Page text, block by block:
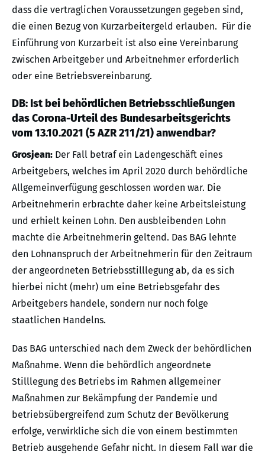
dass die vertraglichen Voraussetzungen gegeben sind,
die einen Bezug von Kurzarbeitergeld erlauben. Für die
Einführung von Kurzarbeit ist also eine Vereinbarung
zwischen Arbeitgeber und Arbeitnehmer erforderlich
oder eine Betriebsvereinbarung.
DB: Ist bei behördlichen Betriebsschließungen
das Corona-Urteil des Bundesarbeitsgerichts
vom 13.10.2021 (5 AZR 211/21) anwendbar?
Grosjean: Der Fall betraf ein Ladengeschäft eines
Arbeitgebers, welches im April 2020 durch behördliche
Allgemeinverfügung geschlossen worden war. Die
Arbeitnehmerin erbrachte daher keine Arbeitsleistung
und erhielt keinen Lohn. Den ausbleibenden Lohn
machte die Arbeitnehmerin geltend. Das BAG lehnte
den Lohnanspruch der Arbeitnehmerin für den Zeitraum
der angeordneten Betriebsstilllegung ab, da es sich
hierbei nicht (mehr) um eine Betriebsgefahr des
Arbeitgebers handele, sondern nur noch folge
staatlichen Handelns.
Das BAG unterschied nach dem Zweck der behördlichen
Maßnahme. Wenn die behördlich angeordnete
Stilllegung des Betriebs im Rahmen allgemeiner
Maßnahmen zur Bekämpfung der Pandemie und
betriebsübergreifend zum Schutz der Bevölkerung
erfolge, verwirkliche sich die von einem bestimmten
Betrieb ausgehende Gefahr nicht. In diesem Fall war die